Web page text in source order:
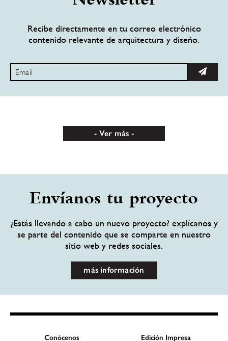
Recibe directamente en tu correo electrónico
contenido relevante de arquitectura y diseño.
Ver más
Envíanos tu proyecto
¿Estás llevando a cabo un nuevo proyecto? explícanos y
se parte del contenido que se comparte en nuestro
sitio web y redes sociales.
más información
Conócenos Edición Impresa